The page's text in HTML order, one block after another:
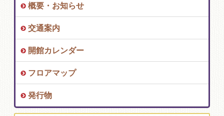
概要・お知らせ
交通案内
開館カレンダー
フロアマップ
発行物